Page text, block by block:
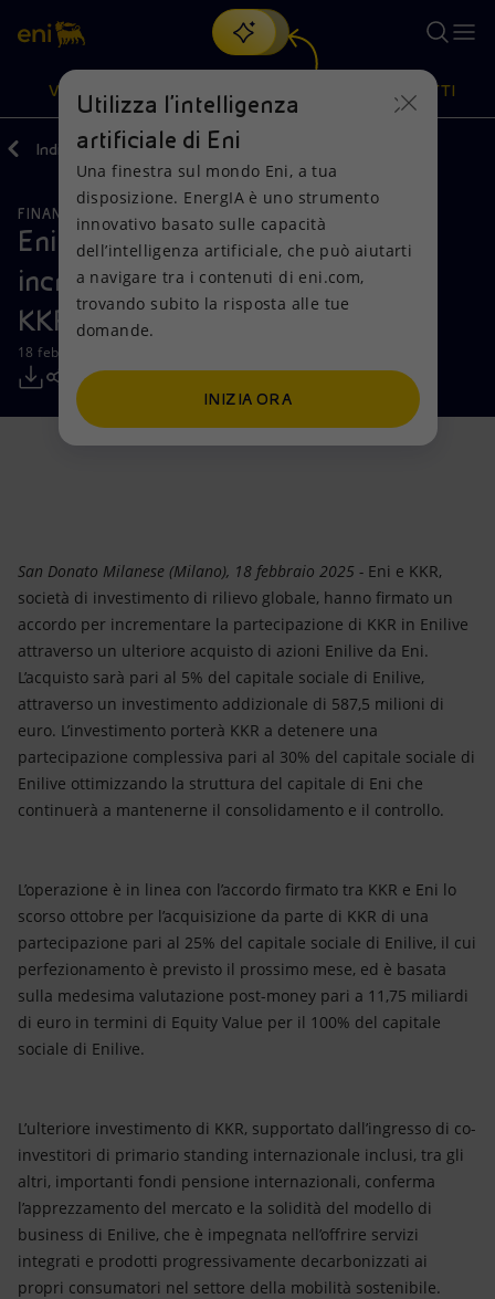
Cerca
scopri EnergIA, la nostra nuova soluzione di intelligenza
artificiale.
VISIONE
Visione
Mission e valori
Persone e Partnership
Net Zero
Modello satellitare
Scenari energetici
Azioni
Diversificazione energetica
Tecnologie per la transizione
Collaborazioni per l'innovazione
Attività nel mondo
PRODOTTI
Prodotti
Casa
Imprese
Mobilità
Indietro Media Comunicati Stampa
FINANZA, STRATEGIA E REPORT
Eni: firmato accordo per un
incremento della partecipazione di
KKR in Enilive
18 febbraio 2025 - 07:32 CET
San Donato Milanese (Milano), 18 febbraio 2025 - Eni e KKR,
società di investimento di rilievo globale, hanno firmato un
accordo per incrementare la partecipazione di KKR in Enilive
attraverso un ulteriore acquisto di azioni Enilive da Eni.
L’acquisto sarà pari al 5% del capitale sociale di Enilive,
attraverso un investimento addizionale di 587,5 milioni di
euro. L’investimento porterà KKR a detenere una
partecipazione complessiva pari al 30% del capitale sociale di
Enilive ottimizzando la struttura del capitale di Eni che
continuerà a mantenerne il consolidamento e il controllo.
L’operazione è in linea con l’accordo firmato tra KKR e Eni lo
scorso ottobre per l’acquisizione da parte di KKR di una
partecipazione pari al 25% del capitale sociale di Enilive, il cui
perfezionamento è previsto il prossimo mese, ed è basata
sulla medesima valutazione post-money pari a 11,75 miliardi
di euro in termini di Equity Value per il 100% del capitale
sociale di Enilive.
L’ulteriore investimento di KKR, supportato dall’ingresso di co-
investitori di primario standing internazionale inclusi, tra gli
altri, importanti fondi pensione internazionali, conferma
l’apprezzamento del mercato e la solidità del modello di
business di Enilive, che è impegnata nell’offrire servizi
integrati e prodotti progressivamente decarbonizzati ai
propri consumatori nel settore della mobilità sostenibile.
Utilizza l'intelligenza
artificiale di Eni
Una finestra sul mondo Eni, a tua
disposizione. EnergIA è uno strumento
innovativo basato sulle capacità
dell’intelligenza artificiale, che può aiutarti
a navigare tra i contenuti di eni.com,
trovando subito la risposta alle tue
domande.
INIZIA ORA